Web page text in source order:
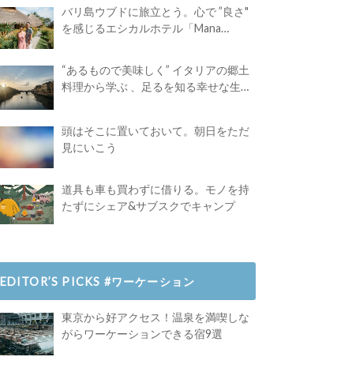
バリ島ウブドに旅立とう。心で ”良さ"
を感じるエシカルホテル「Mana
“あるもので美味しく” イタリアの郷土
料理から学ぶ 、足るを知る幸せな生き
頭はそこに置いておいて。朝日をただ
見にいこう
道具も車も買わずに借りる。モノを持
たずにシェア&サブスクでキャンプ
EDITOR’S PICKS #ワーケーション
東京から好アクセス！温泉を満喫しな
がらワーケーションできる宿9選